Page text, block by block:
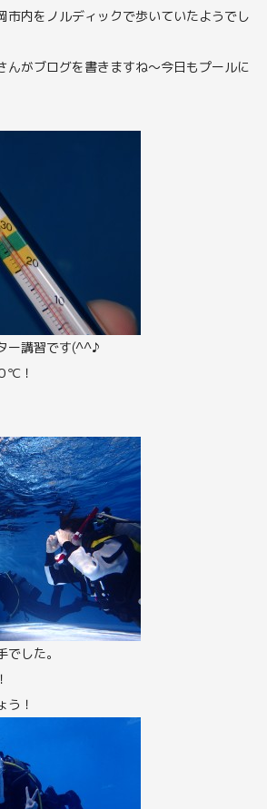
市内をノルディックで歩いていたようでし
んがブログを書きますね～今日もプールに
ー講習です(^^♪
℃！
した。
う！